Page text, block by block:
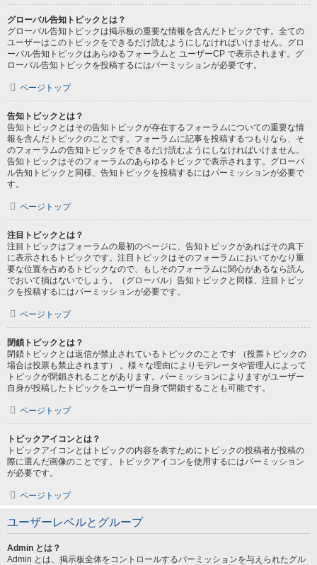
グローバル告知トピックとは？
グローバル告知トピックは掲示板の重要な情報を含んだトピックです。全ての
ユーザーはこのトピックをできるだけ読むようにしなければいけません。グロ
ーバル告知トピックはあらゆるフォーラムと ユーザーCP で表示されます。グ
ローバル告知トピックを投稿するにはパーミッションが必要です。
ページトップ
告知トピックとは？
告知トピックとはその告知トピックが存在するフォーラムについての重要な情
報を含んだトピックのことです。フォーラムに記事を投稿するつもりなら、そ
のフォーラムの告知トピックをできるだけ読むようにしなければいけません。
告知トピックはそのフォーラムのあらゆるトピックで表示されます。グローバ
ル告知トピックと同様、告知トピックを投稿するにはパーミッションが必要で
す。
ページトップ
注目トピックとは？
注目トピックはフォーラムの最初のページに、告知トピックがあればその真下
に表示されるトピックです。注目トピックはそのフォーラムにおいてかなり重
要な位置を占めるトピックなので、もしそのフォーラムに関心があるなら読ん
でおいて損はないでしょう。（グローバル）告知トピックと同様、注目トピッ
クを投稿するにはパーミッションが必要です。
ページトップ
閉鎖トピックとは？
閉鎖トピックとは返信が禁止されているトピックのことです （投票トピックの
場合は投票も禁止されます） 。様々な理由によりモデレータや管理人によって
トピックが閉鎖されることがあります。パーミッションによりますがユーザー
自身が投稿したトピックをユーザー自身で閉鎖することも可能です。
ページトップ
トピックアイコンとは？
トピックアイコンとはトピックの内容を表すためにトピックの投稿者が投稿の
際に選んだ画像のことです。トピックアイコンを使用するにはパーミッション
が必要です。
ページトップ
ユーザーレベルとグループ
Admin とは？
Admin とは、掲示板全体をコントロールするパーミッションを与えられたグル